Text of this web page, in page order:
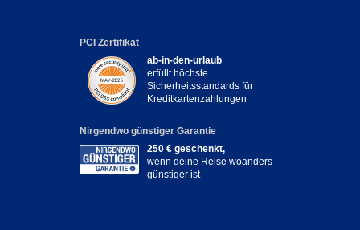
PCI Zertifikat
ab-in-den-urlaub
erfüllt höchste
Sicherheitsstandards für
Kreditkartenzahlungen
Nirgendwo günstiger Garantie
250 € geschenkt,
wenn deine Reise woanders
günstiger ist